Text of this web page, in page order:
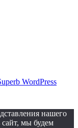
WordPress
нашего
мы будем